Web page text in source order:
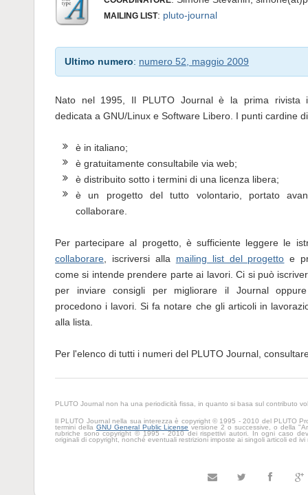
MAILING LIST: pluto-journal
Ultimo numero: numero 52, maggio 2009
Nato nel 1995, Il PLUTO Journal è la prima rivista
dedicata a GNU/Linux e Software Libero. I punti cardine
è in italiano;
è gratuitamente consultabile via web;
è distribuito sotto i termini di una licenza libera;
è un progetto del tutto volontario, portato
collaborare.
Per partecipare al progetto, è sufficiente leggere le
collaborare, iscriversi alla mailing list del progetto e
come si intende prendere parte ai lavori. Ci si può
per inviare consigli per migliorare il Journal
procedono i lavori. Si fa notare che gli articoli in
alla lista.
Per l'elenco di tutti i numeri del PLUTO Journal,
PLUTO Journal non ha una periodicità fissa, in quanto si basa sul contributo
Il PLUTO Journal nella sua interezza è copyright © 1995 - 2010 del PLUTO
termini della GNU General Public Licenseversione 2 o successive, o della
rubriche sono copyright © 1995 - 2010 dei rispettivi autori. In ogni caso
originali di copyright, nonché eventuali restrizioni imposte ai singoli articoli ed ivi